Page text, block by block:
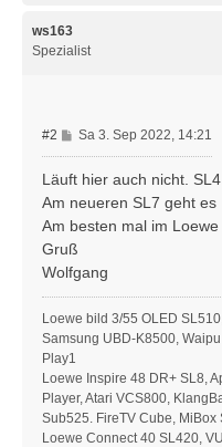
ws163
Spezialist
#2
B
e
i
r
a
g
Sa 3. Sep 2022, 14:21
Läuft hier auch nicht.
Am neueren SL7 geht es
Am besten mal im
Gruß
Wolfgang
Loewe bild 3/55 OLED SL510,
Samsung UBD-K8500,
Play1
Loewe Inspire 48 DR+ SL8,
Player, Atari VCS800,
Sub525. FireTV Cube, MiBox
Loewe Connect 40 SL420,